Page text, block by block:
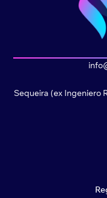
Sequeira (ex Ingeniero